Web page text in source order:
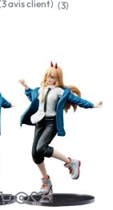
3avis client) (3)